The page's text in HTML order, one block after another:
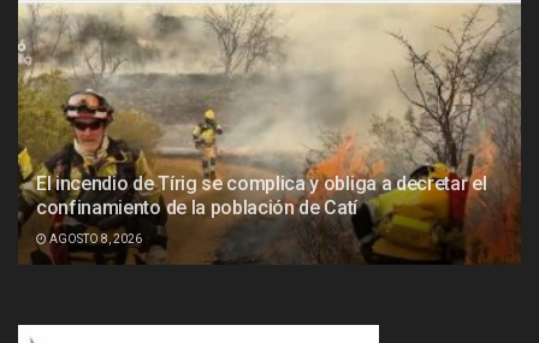
El incendio de Tírig se complica y obliga a decretar el
confinamiento de la población de Catí
AGOSTO 8, 2026